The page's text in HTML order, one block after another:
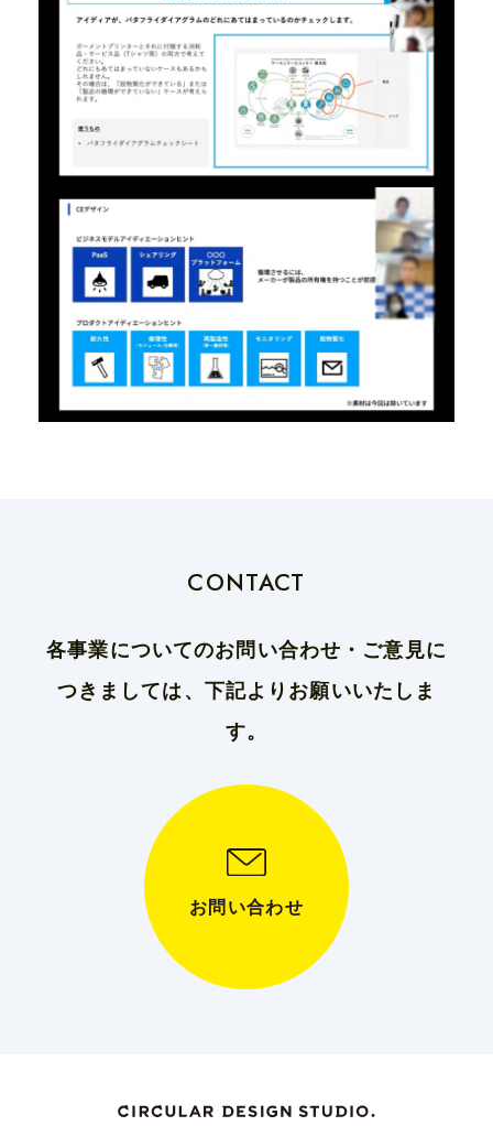
CONTACT
各事業についてのお問い合わせ・ご意見に
つきましては、下記よりお願いいたしま
す。
お問い合わせ